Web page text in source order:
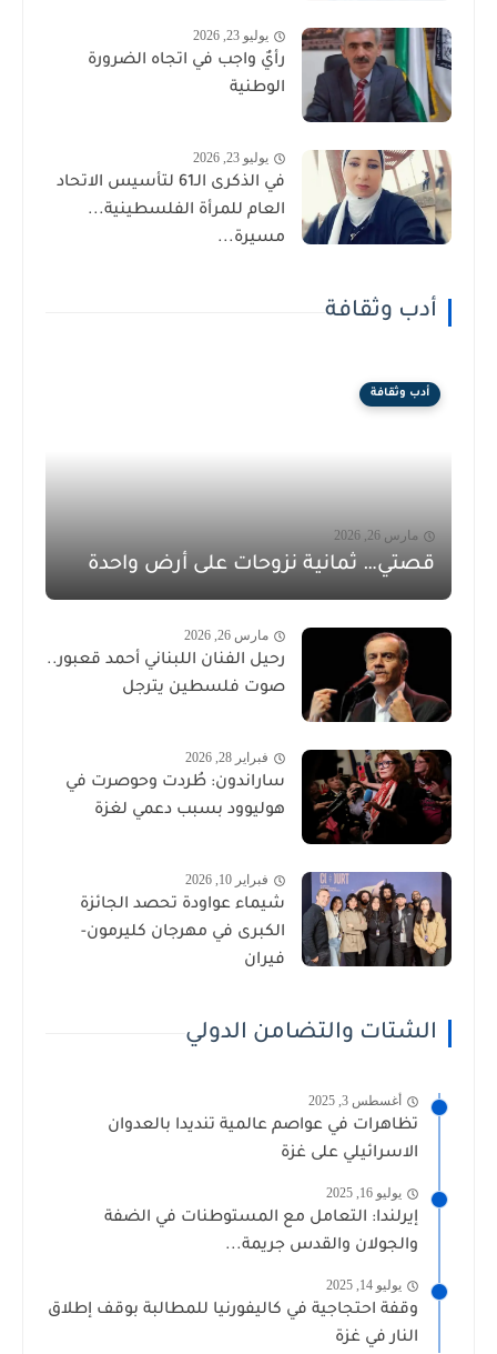
يوليو 23, 2026
رأيٌ واجب في اتجاه الضرورة
الوطنية
يوليو 23, 2026
في الذكرى الـ61 لتأسيس الاتحاد
العام للمرأة الفلسطينية...
مسيرة...
أدب وثقافة
أدب وثقافة
مارس 26, 2026
قصتي… ثمانية نزوحات على أرض واحدة
مارس 26, 2026
رحيل الفنان اللبناني أحمد قعبور..
صوت فلسطين يترجل
فبراير 28, 2026
ساراندون: طُردت وحوصرت في
هوليوود بسبب دعمي لغزة
فبراير 10, 2026
شيماء عواودة تحصد الجائزة
الكبرى في مهرجان كليرمون-
فيران
الشتات والتضامن الدولي
أغسطس 3, 2025
تظاهرات في عواصم عالمية تنديدا بالعدوان
الاسرائيلي على غزة
يوليو 16, 2025
إيرلندا: التعامل مع المستوطنات في الضفة
والجولان والقدس جريمة...
يوليو 14, 2025
وقفة احتجاجية في كاليفورنيا للمطالبة بوقف إطلاق
النار في غزة